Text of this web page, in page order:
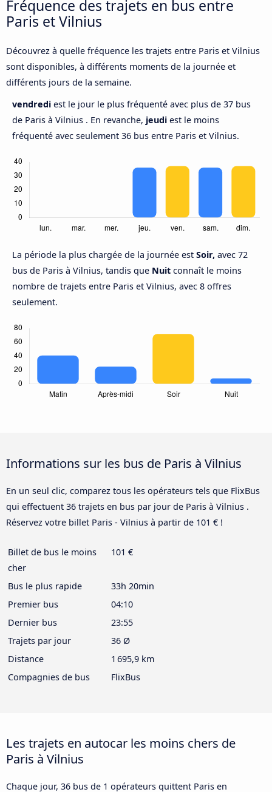
Fréquence des trajets en bus entre
Paris et Vilnius
Découvrez à quelle fréquence les trajets entre Paris et Vilnius
sont disponibles, à différents moments de la journée et
différents jours de la semaine.
vendredi est le jour le plus fréquenté avec plus de 37 bus
de Paris à Vilnius . En revanche, jeudi est le moins
fréquenté avec seulement 36 bus entre Paris et Vilnius.
La période la plus chargée de la journée est Soir, avec 72
bus de Paris à Vilnius, tandis que Nuit connaît le moins
nombre de trajets entre Paris et Vilnius, avec 8 offres
seulement.
Informations sur les bus de Paris à Vilnius
En un seul clic, comparez tous les opérateurs tels que FlixBus
qui effectuent 36 trajets en bus par jour de Paris à Vilnius .
Réservez votre billet Paris - Vilnius à partir de 101 € !
Billet de bus le moins
cher
101 €
Bus le plus rapide
33h 20min
Premier bus
04:10
Dernier bus
23:55
Trajets par jour
36 Ø
Distance
1 695,9 km
Compagnies de bus
FlixBus
Les trajets en autocar les moins chers de
Paris à Vilnius
Chaque jour, 36 bus de 1 opérateurs quittent Paris en